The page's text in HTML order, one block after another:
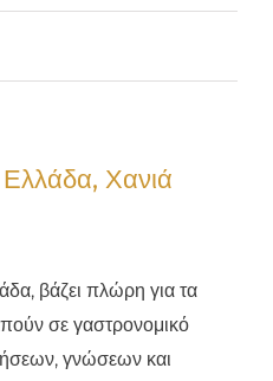
Χανιά
βάζει πλώρη για τα
σε γαστρονομικό
γνώσεων και